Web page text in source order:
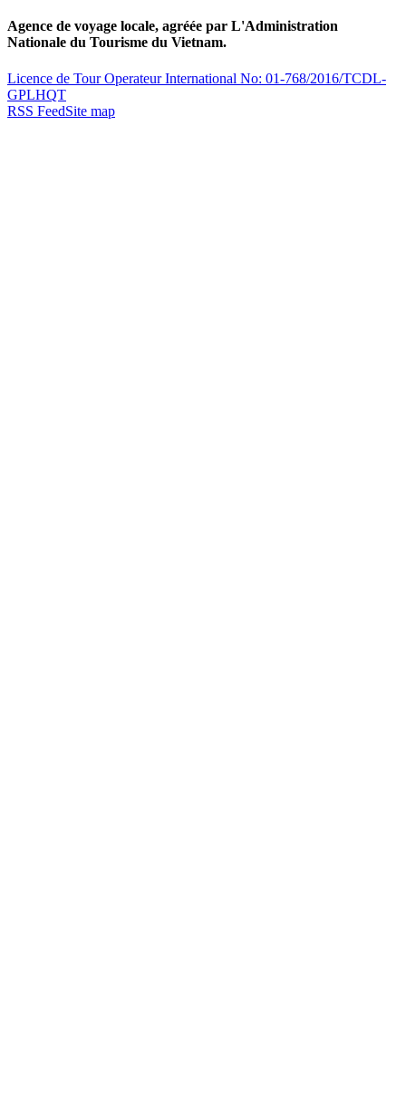
Agence de voyage locale, agréée par L'Administration
Nationale du Tourisme du Vietnam.
Licence de Tour Operateur International No: 01-768/2016/TCDL-
GPLHQT
RSS FeedSite map